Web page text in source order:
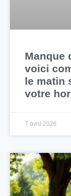
Manque
voici
le matin
votre
7 avril 2026